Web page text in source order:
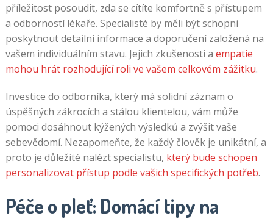
příležitost posoudit, zda se cítíte komfortně s přístupem
a odborností lékaře. Specialisté by měli být schopni
poskytnout detailní informace a doporučení založená na
vašem individuálním stavu. Jejich zkušenosti a empatie
mohou hrát rozhodující roli ve vašem celkovém zážitku.
Investice do odborníka, který má solidní záznam o
úspěšných zákrocích a stálou klientelou, vám může
pomoci dosáhnout kýžených výsledků a zvýšit vaše
sebevědomí. Nezapomeňte, že každý člověk je unikátní, a
proto je důležité nalézt specialistu, který bude schopen
personalizovat přístup podle vašich specifických potřeb.
Péče o pleť: Domácí tipy na